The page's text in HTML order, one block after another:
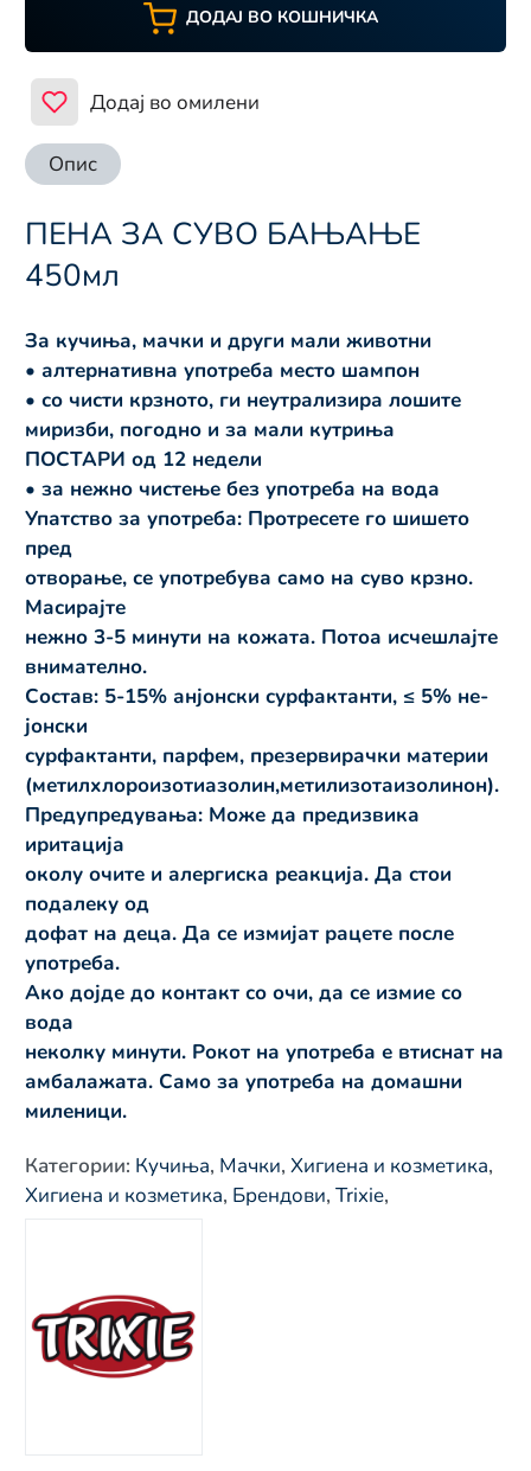
ДОДАЈ ВО КОШНИЧКА
Додај во омилени
Опис
ПЕНА ЗА СУВО БАЊАЊЕ
450мл
За кучиња, мачки и други мали животни
• алтернативна употреба место шампон
• со чисти крзното, ги неутрализира лошите
миризби, погодно и за мали кутриња
ПОСТАРИ од 12 недели
• за нежно чистење без употреба на вода
Упатство за употреба: Протресете го шишето
пред
отворање, се употребува само на суво крзно.
Масирајте
нежно 3-5 минути на кожата. Потоа исчешлајте
внимателно.
Состав: 5-15% анјонски сурфактанти, ≤ 5% не-
јонски
сурфактанти, парфем, презервирачки материи
(метилхлороизотиазолин,метилизотаизолинон).
Предупредувања: Може да предизвика
иритација
околу очите и алергиска реакција. Да стои
подалеку од
дофат на деца. Да се измијат рацете после
употреба.
Ако дојде до контакт со очи, да се измие со
вода
неколку минути. Рокот на употреба е втиснат на
амбалажата. Само за употреба на домашни
миленици.
Категории: Кучиња, Мачки, Хигиена и козметика,
Хигиена и козметика, Брендови, Trixie,